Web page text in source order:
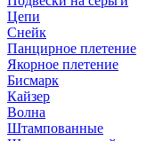
Цепи
Снейк
Панцирное плетение
Якорное плетение
Бисмарк
Кайзер
Волна
Штампованные